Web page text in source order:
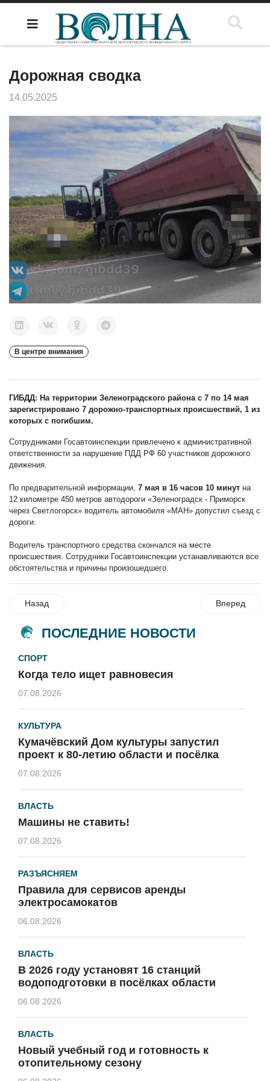
Дорожная сводка
14.05.2025
В центре внимания
ГИБДД: На территории Зеленоградского района с 7 по 14 мая
зарегистрировано 7 дорожно-транспортных происшествий, 1 из
которых с погибшим.
Сотрудниками Госавтоинспекции привлечено к административной
ответственности за нарушение ПДД РФ 60 участников дорожного
движения.
По предварительной информации, 7 мая в 16 часов 10 минут на
12 километре 450 метров автодороги «Зеленоградск - Приморск
через Светлогорск» водитель автомобиля «МАН» допустил съезд с
дороги.
Водитель транспортного средства скончался на месте
происшествия. Сотрудники Госавтоинспекции устанавливаются все
обстоятельства и причины произошедшего.
Назад Вперед
ПОСЛЕДНИЕ НОВОСТИ
СПОРТ
Когда тело ищет равновесия
07.08.2026
КУЛЬТУРА
Кумачёвский Дом культуры запустил
проект к 80-летию области и посёлка
07.08.2026
ВЛАСТЬ
Машины не ставить!
07.08.2026
РАЗЪЯСНЯЕМ
Правила для сервисов аренды
электросамокатов
06.08.2026
ВЛАСТЬ
В 2026 году установят 16 станций
водоподготовки в посёлках области
06.08.2026
ВЛАСТЬ
Новый учебный год и готовность к
отопительному сезону